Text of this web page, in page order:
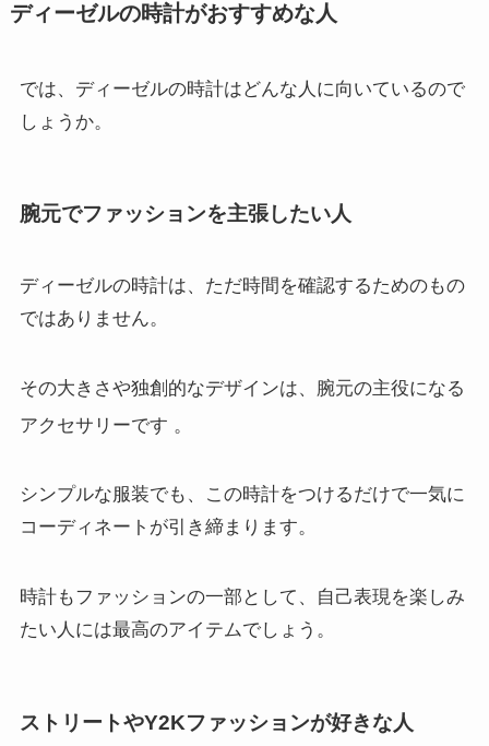
ディーゼルの時計がおすすめな人
では、ディーゼルの時計はどんな人に向いているので
しょうか。
腕元でファッションを主張したい人
ディーゼルの時計は、ただ時間を確認するためのもの
ではありません。
その大きさや独創的なデザインは、腕元の主役になる
アクセサリーです 。
シンプルな服装でも、この時計をつけるだけで一気に
コーディネートが引き締まります。
時計もファッションの一部として、自己表現を楽しみ
たい人には最高のアイテムでしょう。
ストリートやY2Kファッションが好きな人